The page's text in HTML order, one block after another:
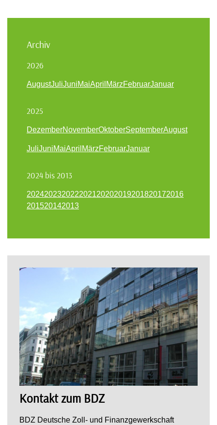
Archiv
2026
AugustJuliJuniMaiApril MärzFebruarJanuar
2025
DezemberNovemberOktoberSeptemberAugust
JuliJuniMaiApril MärzFebruarJanuar
2024 bis 2013
202420232022202120202019201820172016
201520142013
Kontakt zum BDZ
BDZ Deutsche Zoll- und Finanzgewerkschaft